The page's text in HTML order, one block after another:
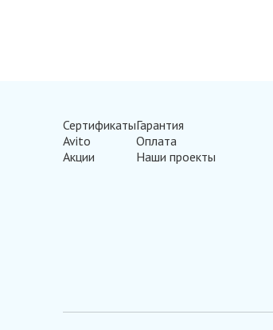
Сертификаты
Avito
Акции
Гарантия
Оплата
Наши проекты